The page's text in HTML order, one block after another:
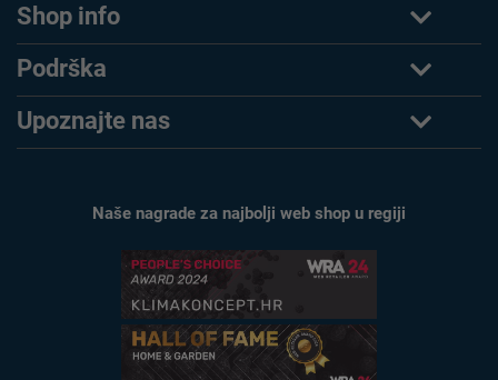
Shop info
Podrška
Upoznajte nas
Naše nagrade za najbolji web shop u regiji